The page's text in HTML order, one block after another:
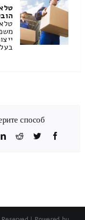
способ!
Facebook
Twitter